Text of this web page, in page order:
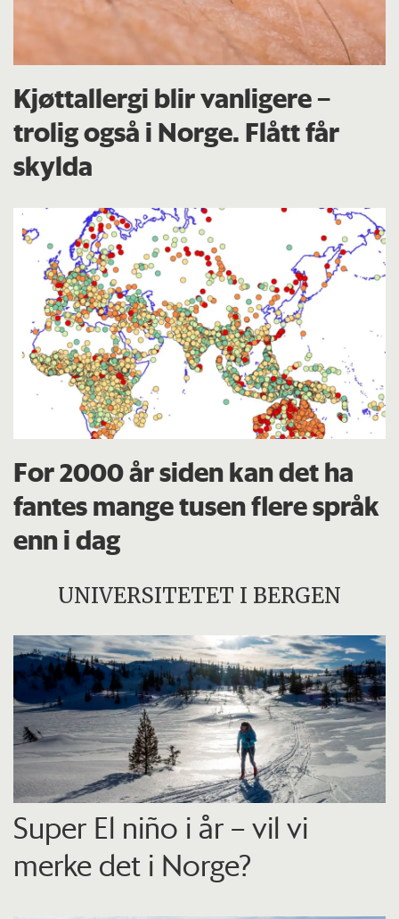
Kjøttallergi blir vanligere –
trolig også i Norge. Flått får
skylda
For 2000 år siden kan det ha
fantes mange tusen flere språk
enn i dag
UNIVERSITETET I BERGEN
Super El niño i år – vil vi
merke det i Norge?